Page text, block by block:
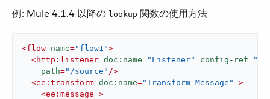
例: Mule 4.1.4 以降の ​ lookup ​ 関数の使用方法
<flow name="flow1">
<http:listener doc:name="Listener" config-ref=
path="/source" />
<ee:transform doc:name="Transform Message"
>
<ee:message >